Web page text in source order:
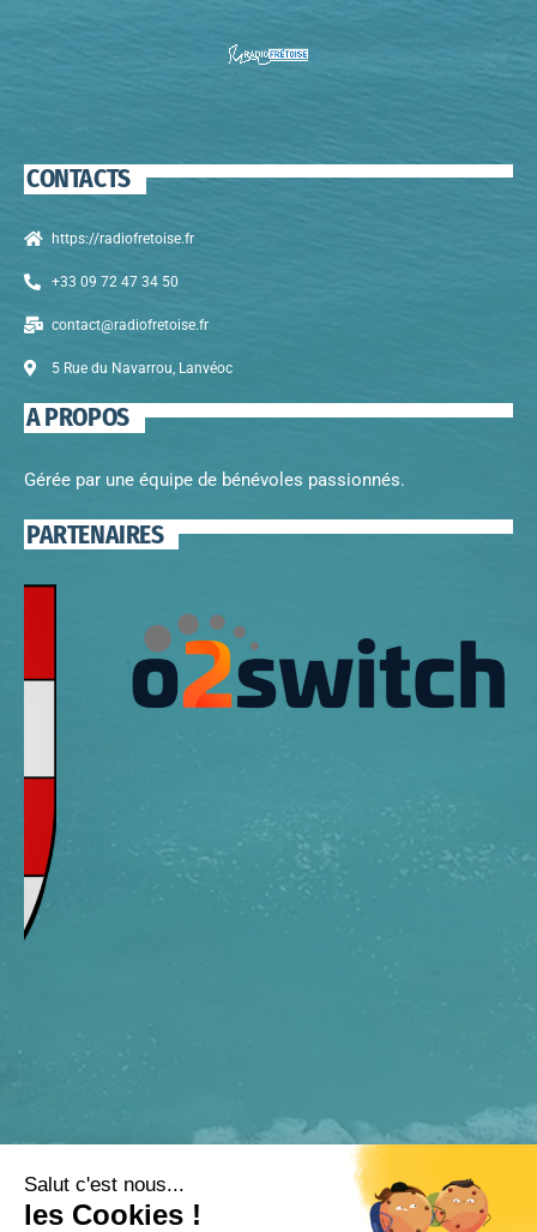
CONTACTS
https://radiofretoise.fr
+33 09 72 47 34 50
contact@radiofretoise.fr
5 Rue du Navarrou, Lanvéoc
A PROPOS
Gérée par une équipe de bénévoles passionnés.
PARTENAIRES